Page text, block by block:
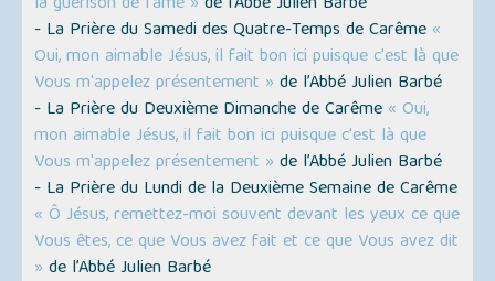
- La Prière du Samedi des Quatre-Temps de Carême «
Oui, mon aimable Jésus, il fait bon ici puisque c'est là que
Vous m'appelez présentement » de l’Abbé Julien Barbé
- La Prière du Deuxième Dimanche de Carême « Oui,
mon aimable Jésus, il fait bon ici puisque c'est là que
Vous m'appelez présentement » de l’Abbé Julien Barbé
- La Prière du Lundi de la Deuxième Semaine de Carême
« Ô Jésus, remettez-moi souvent devant les yeux ce que
Vous êtes, ce que Vous avez fait et ce que Vous avez dit
» de l’Abbé Julien Barbé